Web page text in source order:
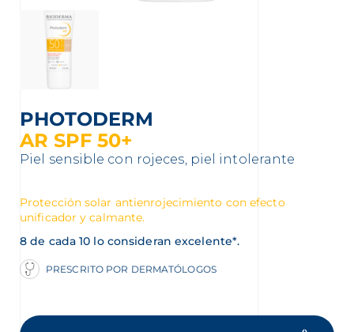
PHOTODERM
AR SPF 50+
Piel sensible con rojeces, piel intolerante
Protección solar antienrojecimiento con efecto
unificador y calmante.
8 de cada 10 lo consideran excelente*.
PRESCRITO POR DERMATÓLOGOS